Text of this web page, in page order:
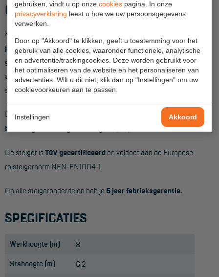
gebruiken, vindt u op onze cookies pagina. In onze
privacyverklaring leest u hoe we uw persoonsgegevens
verwerken.
Door op "Akkoord" te klikken, geeft u toestemming voor het
gebruik van alle cookies, waaronder functionele, analytische
en advertentie/trackingcookies. Deze worden gebruikt voor
het optimaliseren van de website en het personaliseren van
advertenties. Wilt u dit niet, klik dan op "Instellingen" om uw
cookievoorkeuren aan te passen.
Instellingen Akkoord
Wet- en regelgeving
Garantie
Algemene voorwaarden
Webshop voorwaarden
Gegarandeerde kwaliteit
Kies je voor een Primus rolsteiger dan heb je daar
pleziervan. Alle onderdelen wordenin Nederland
geproduceerdmet de nieuwste techniek. Hierdoor is een
snelle levering en service gegarandeerd en kunnen we je de
steiger compleet aanbieden voor een zeer scherpe prijs.
De Primus rolsteigers zijn geschikt voor een
maximale
belasting
De steiger isTüV gecertificeerd en voldoet aan de Europese
rolsteigernorm NEN-EN1004-1.
Op alle steigeronderdelen heb je 5 jaar fabrieksgarantie.
SPECIFICATIES
Werkhoogte (m) 8
Stahoogte (m) 6,2